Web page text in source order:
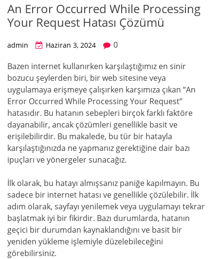
An Error Occurred While Processing
Your Request Hatası Çözümü
admin Haziran 3, 2024
0
Bazen internet kullanırken karşılaştığımız en sinir
bozucu şeylerden biri, bir web sitesine veya
uygulamaya erişmeye çalışırken karşımıza çıkan “An
Error Occurred While Processing Your Request”
hatasıdır. Bu hatanın sebepleri birçok farklı faktöre
dayanabilir, ancak çözümleri genellikle basit ve
erişilebilirdir. Bu makalede, bu tür bir hatayla
karşılaştığınızda ne yapmanız gerektiğine dair bazı
ipuçları ve yönergeler sunacağız.
İlk olarak, bu hatayı almışsanız paniğe kapılmayın. Bu
sadece bir internet hatası ve genellikle çözülebilir. İlk
adım olarak, sayfayı yenilemek veya uygulamayı tekrar
başlatmak iyi bir fikirdir. Bazı durumlarda, hatanın
geçici bir durumdan kaynaklandığını ve basit bir
yeniden yükleme işlemiyle düzelebileceğini
görebilirsiniz.